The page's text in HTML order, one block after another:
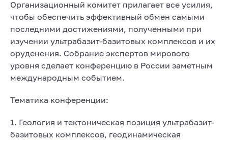
Организационный комитет прилагает все усилия,
чтобы обеспечить эффективный обмен самыми
последними достижениями, полученными при
изучении ультрабазит-базитовых комплексов и их
оруденения. Собрание экспертов мирового
уровня сделает конференцию в России заметным
международным событием.
Тематика конференции:
1. Геология и тектоническая позиция ультрабазит-
базитовых комплексов, геодинамическая